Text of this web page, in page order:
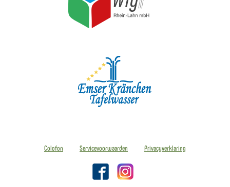
Colofon Servicevoorwaarden Privacyverklaring
FacebookInstagram